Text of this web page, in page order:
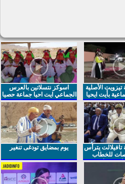
الأصلية
بأيت ايحيا
اسوكز نتسلاتين بالعرس
الجماعي ايت احيا جماعة حصيا
يترأس
للخطاب
بمناسبة
يوم بمضايق تودغى تنغير